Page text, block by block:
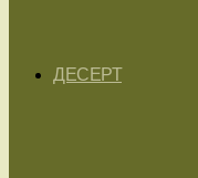
ДЕСЕРТ